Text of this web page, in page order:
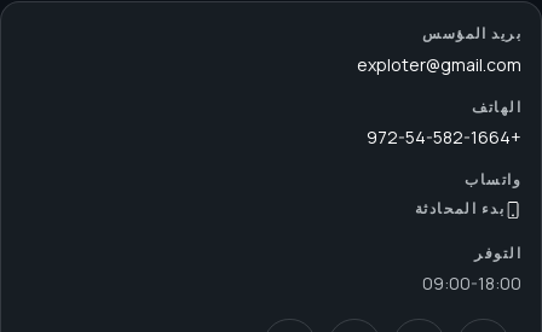
بريد المؤسس
exploter@gmail.com
الهاتف
+972-54-582-1664
واتساب
بدء المحادثة
التوفر
09:00-18:00